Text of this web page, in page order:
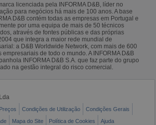
licenciada pela INFORMA D&B, líder no
para negócios há mais de 100 anos. A base
D&B contém todas as empresas em Portugal e
por uma equipa de mais de 50 técnicos
através de fontes públicas e das próprias
que integra a maior rede mundial de
a D&B Worldwide Network, com mais de 600
empresariais de todo o mundo. A INFORMA D&B
INFORMA D&B S.A. que faz parte do grupo
na gestão integral do risco comercial.
Preços Condições de Utilização
Condições Gerais
Mapa do Site Política de Cookies Ajuda